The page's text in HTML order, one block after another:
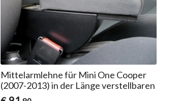
Mittelarmlehne für Mini One Cooper
(2007-2013) in der Länge verstellbaren